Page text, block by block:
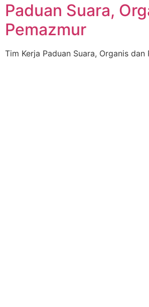
Paduan Suara,
Pemazmur
Tim Kerja Paduan Suara, Organis dan